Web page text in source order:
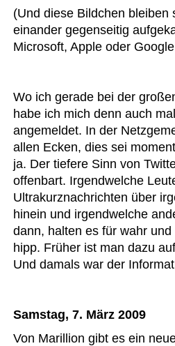
(Und diese Bildchen bleiben
einander gegenseitig
Microsoft, Apple oder
Wo ich gerade bei der
habe ich mich denn auch
angemeldet. In der
allen Ecken, dies sei
ja. Der tiefere Sinn von
offenbart. Irgendwelche
Ultrakurznachrichten über
hinein und irgendwelche
dann, halten es für wahr
hipp. Früher ist man dazu
Und damals war der
Samstag, 7. März 2009
Von Marillion gibt es ein